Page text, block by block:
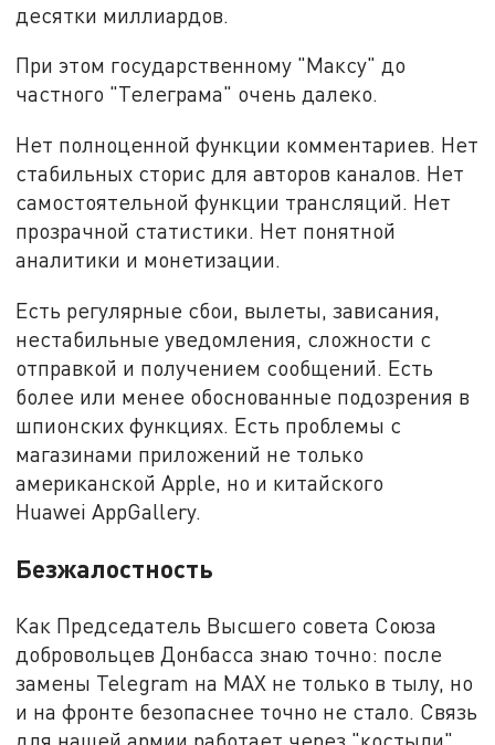
десятки миллиардов.
При этом государственному "Максу" до
частного "Телеграма" очень далеко.
Нет полноценной функции комментариев. Нет
стабильных сторис для авторов каналов. Нет
самостоятельной функции трансляций. Нет
прозрачной статистики. Нет понятной
аналитики и монетизации.
Есть регулярные сбои, вылеты, зависания,
нестабильные уведомления, сложности с
отправкой и получением сообщений. Есть
более или менее обоснованные подозрения в
шпионских функциях. Есть проблемы с
магазинами приложений не только
американской Apple, но и китайского
Huawei AppGallery.
Безжалостность
Как Председатель Высшего совета Союза
добровольцев Донбасса знаю точно: после
замены Telegram на MAX не только в тылу, но
и на фронте безопаснее точно не стало. Связь
для нашей армии работает через "костыли".